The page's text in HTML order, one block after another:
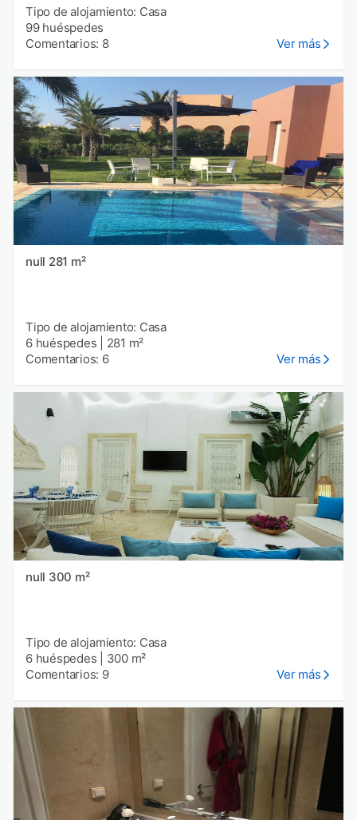
Tipo de alojamiento: Casa
99 huéspedes
Comentarios: 8
Ver más
null 281 m²
Tipo de alojamiento: Casa
6 huéspedes
281 m²
Comentarios: 6
Ver más
null 300 m²
Tipo de alojamiento: Casa
6 huéspedes
300 m²
Comentarios: 9
Ver más